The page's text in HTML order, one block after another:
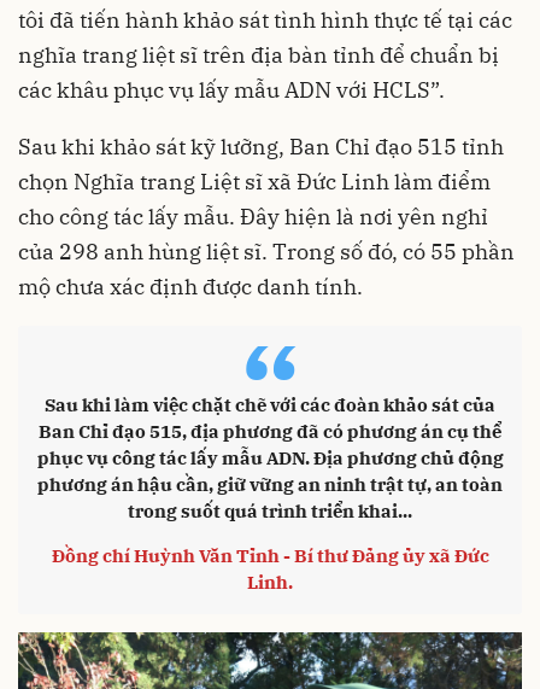
tôi đã tiến hành khảo sát tình hình thực tế tại các
nghĩa trang liệt sĩ trên địa bàn tỉnh để chuẩn bị
các khâu phục vụ lấy mẫu ADN với HCLS”.
Sau khi khảo sát kỹ lưỡng, Ban Chỉ đạo 515 tỉnh
chọn Nghĩa trang Liệt sĩ xã Đức Linh làm điểm
cho công tác lấy mẫu. Đây hiện là nơi yên nghỉ
của 298 anh hùng liệt sĩ. Trong số đó, có 55 phần
mộ chưa xác định được danh tính.
“
Sau khi làm việc chặt chẽ với các đoàn khảo sát của
Ban Chỉ đạo 515, địa phương đã có phương án cụ thể
phục vụ công tác lấy mẫu ADN. Địa phương chủ động
phương án hậu cần, giữ vững an ninh trật tự, an toàn
trong suốt quá trình triển khai...
Đồng chí Huỳnh Văn Tỉnh - Bí thư Đảng ủy xã Đức
Linh.